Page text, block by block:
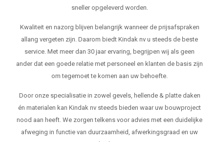
sneller opgeleverd worden.
Kwaliteit en nazorg blijven belangrijk wanneer de prijsafspraken
allang vergeten zijn. Daarom biedt Kindak nv u steeds de beste
service. Met meer dan 30 jaar ervaring, begrijpen wij als geen
ander dat een goede relatie met personeel en klanten de basis zijn
om tegemoet te komen aan uw behoefte.
Door onze specialisatie in zowel gevels, hellende & platte daken
én materialen kan Kindak nv steeds bieden waar uw bouwproject
nood aan heeft. We zorgen telkens voor advies met een duidelijke
afweging in functie van duurzaamheid, afwerkingsgraad en uw